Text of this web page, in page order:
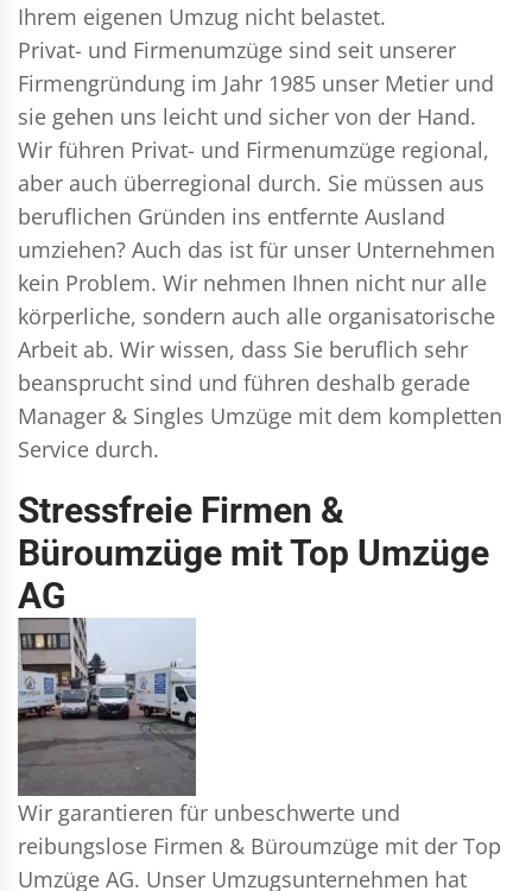
Ihrem eigenen Umzug nicht belastet.
Privat- und Firmenumzüge sind seit unserer
Firmengründung im Jahr 1985 unser Metier und
sie gehen uns leicht und sicher von der Hand.
Wir führen Privat- und Firmenumzüge regional,
aber auch überregional durch. Sie müssen aus
beruflichen Gründen ins entfernte Ausland
umziehen? Auch das ist für unser Unternehmen
kein Problem. Wir nehmen Ihnen nicht nur alle
körperliche, sondern auch alle organisatorische
Arbeit ab. Wir wissen, dass Sie beruflich sehr
beansprucht sind und führen deshalb gerade
Manager & Singles Umzüge mit dem kompletten
Service durch.
Stressfreie Firmen &
Büroumzüge mit Top Umzüge
AG
Wir garantieren für unbeschwerte und
reibungslose Firmen & Büroumzüge mit der Top
Umzüge AG. Unser Umzugsunternehmen hat